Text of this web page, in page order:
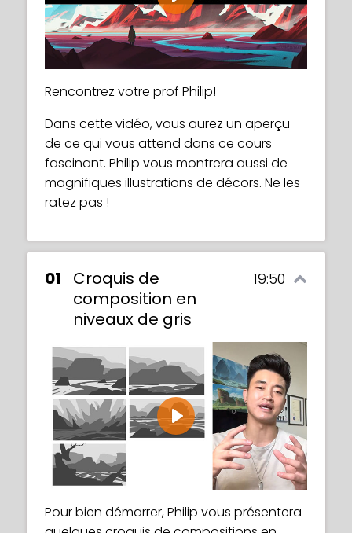
Play
Rencontrez votre prof Philip!
Dans cette vidéo, vous aurez un aperçu
de ce qui vous attend dans ce cours
fascinant. Philip vous montrera aussi de
magnifiques illustrations de décors. Ne les
ratez pas !
01
Croquis de
composition en
niveaux de gris
19:50
Play
Pour bien démarrer, Philip vous présentera